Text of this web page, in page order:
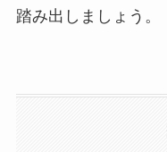
踏み出しましょう。